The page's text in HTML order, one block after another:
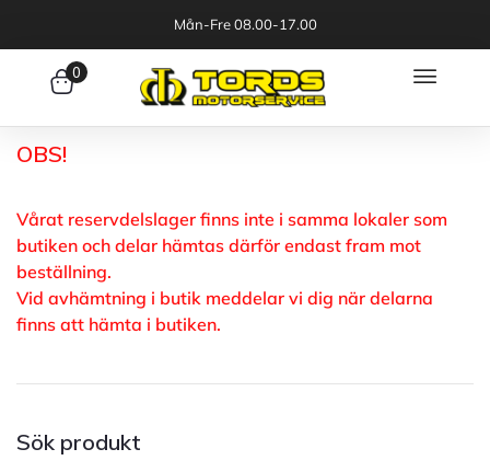
Mån-Fre 08.00-17.00
0
OBS!
Vårat reservdelslager finns inte i samma lokaler som
butiken och delar hämtas därför endast fram mot
beställning.
Vid avhämtning i butik meddelar vi dig när delarna
finns att hämta i butiken.
Sök produkt